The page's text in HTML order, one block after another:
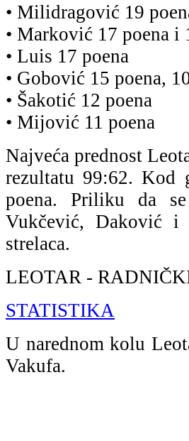
• Milidragović 19
• Marković 17 poena i
• Luis 17 poena
• Gobović 15 poena,
• Šakotić 12 poena
• Mijović 11 poena
Najveća prednost
rezultatu 99:62. Kod
poena. Priliku da
Vukčević, Daković
strelaca.
LEOTAR -
STATISTIKA
U narednom kolu
Vakufa.